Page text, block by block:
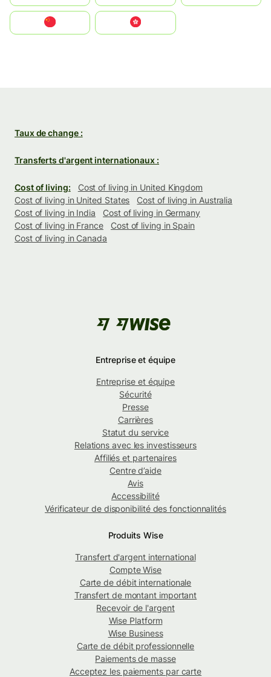
中國香港特別行政區
Taux de change :
Transferts d'argent internationaux :
Cost of living:
Cost of living in United Kingdom
Cost of living in United States
Cost of living in Australia
Cost of living in India
Cost of living in Germany
Cost of living in France
Cost of living in Spain
Cost of living in Canada
Entreprise et équipe
Entreprise et équipe
Sécurité
Presse
Carrières
Statut du service
Relations avec les investisseurs
Affiliés et partenaires
Centre d’aide
Avis
Accessibilité
Vérificateur de disponibilité des fonctionnalités
Produits Wise
Transfert d'argent international
Compte Wise
Carte de débit internationale
Transfert de montant important
Recevoir de l'argent
Wise Platform
Wise Business
Carte de débit professionnelle
Paiements de masse
Acceptez les paiements par carte